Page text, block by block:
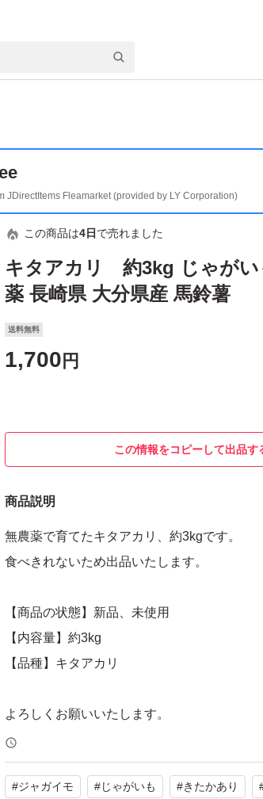
JDirectItems Fleamarket (provided by LY Corporation)
この商品は4日 で売れました
キタアカリ 約3kg じゃがい
薬 長崎県 大分県産 馬鈴薯
送料無料
1,700 円
この情報をコピーして出品す
商品説明
無農薬で育てたキタアカリ、約3kgです。
食べきれないため出品いたします。
【商品の状態】新品、未使用
【内容量】約3kg
【品種】キタアカリ
よろしくお願いいたします。
#ジャガイモ #じゃがいも #きたかあり